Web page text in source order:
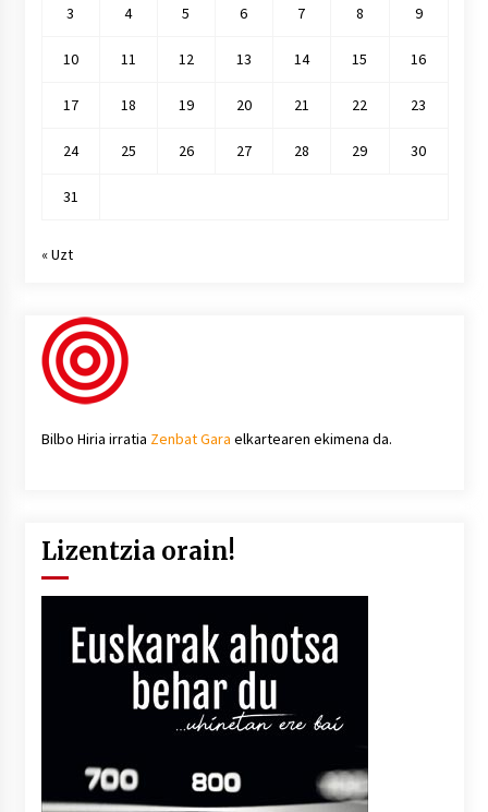
3 4 5 6 7 8 9
10 11 12 13 14 15 16
17 18 19 20 21 22 23
24 25 26 27 28 29 30
31
« Uzt
Bilbo Hiria irratia Zenbat Gara elkartearen ekimena da.
Lizentzia orain!